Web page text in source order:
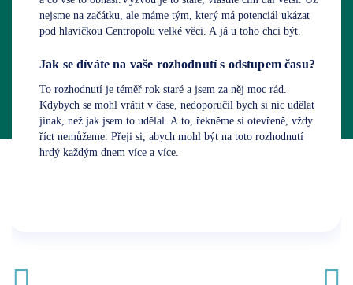
nejsme na začátku, ale máme tým, který má potenciál ukázat
pod hlavičkou Centropolu velké věci. A já u toho chci být.
Jak se díváte na vaše rozhodnutí s odstupem času?
To rozhodnutí je téměř rok staré a jsem za něj moc rád.
Kdybych se mohl vrátit v čase, nedoporučil bych si nic udělat
jinak, než jak jsem to udělal. A to, řekněme si otevřeně, vždy
říct nemůžeme. Přeji si, abych mohl být na toto rozhodnutí
hrdý každým dnem více a více.